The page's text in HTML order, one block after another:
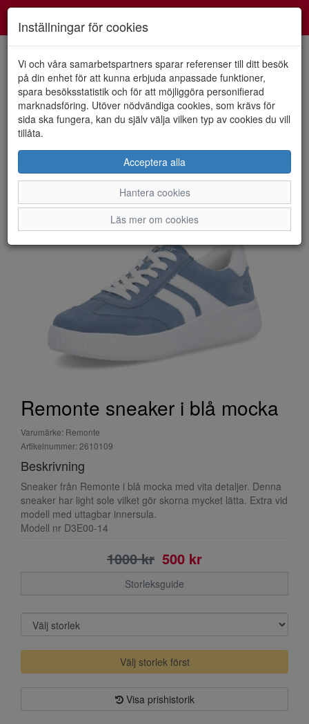
HEM REMONTE
Remonte sneaker i blå mocka
Varumärke: Remonte
Artikelnummer: 2610109
Beskrivning
Sneaker från Remonte i blå mocka med vita detaljer. Denna
sneaker har light sole vilket gör skorna mycket lätta. Extra vid
modell med uttagbar innersula.
Modell nr D3E00-14
1000 kr 500 kr
Storleksguide
Välj storlek först
Visa prishistorik
Inställningar för cookies
Vi och våra samarbetspartners sparar referenser till ditt besök
på din enhet för att kunna erbjuda anpassade funktioner,
spara besöksstatistik och för att möjliggöra personifierad
marknadsföring. Utöver nödvändiga cookies, som krävs för
sida ska fungera, kan du själv välja vilken typ av cookies du vill
tillåta.
Acceptera alla
Hantera cookies
Läs mer om cookies